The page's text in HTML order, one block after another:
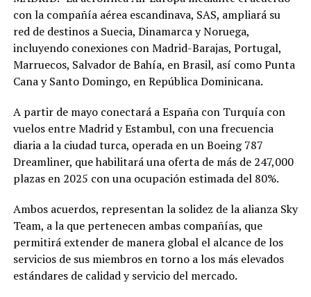
con la compañía aérea escandinava, SAS, ampliará su
red de destinos a Suecia, Dinamarca y Noruega,
incluyendo conexiones con Madrid-Barajas, Portugal,
Marruecos, Salvador de Bahía, en Brasil, así como Punta
Cana y Santo Domingo, en República Dominicana.
A partir de mayo conectará a España con Turquía con
vuelos entre Madrid y Estambul, con una frecuencia
diaria a la ciudad turca, operada en un Boeing 787
Dreamliner, que habilitará una oferta de más de 247,000
plazas en 2025 con una ocupación estimada del 80%.
Ambos acuerdos, representan la solidez de la alianza Sky
Team, a la que pertenecen ambas compañías, que
permitirá extender de manera global el alcance de los
servicios de sus miembros en torno a los más elevados
estándares de calidad y servicio del mercado.